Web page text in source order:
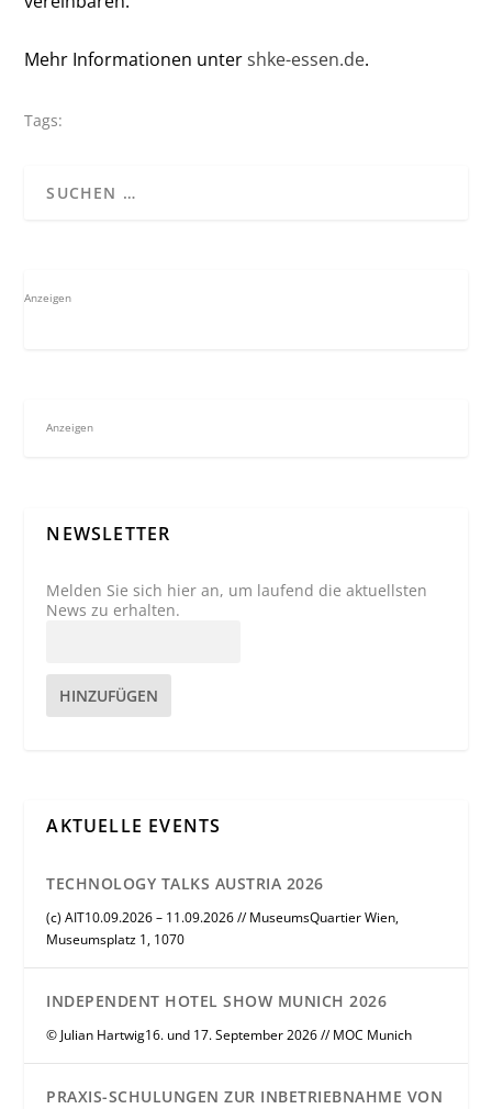
Mehr Informationen untershke-essen.de.
Tags:
Anzeigen
Anzeigen
NEWSLETTER
Melden Sie sich hier an, um laufend die aktuellsten
News zu erhalten.
HINZUFÜGEN
AKTUELLE EVENTS
TECHNOLOGY TALKS AUSTRIA 2026
(c) AIT10.09.2026 – 11.09.2026 // MuseumsQuartier Wien,
Museumsplatz 1, 1070
INDEPENDENT HOTEL SHOW MUNICH 2026
© Julian Hartwig16. und 17. September 2026 // MOC Munich
PRAXIS-SCHULUNGEN ZUR INBETRIEBNAHME VON